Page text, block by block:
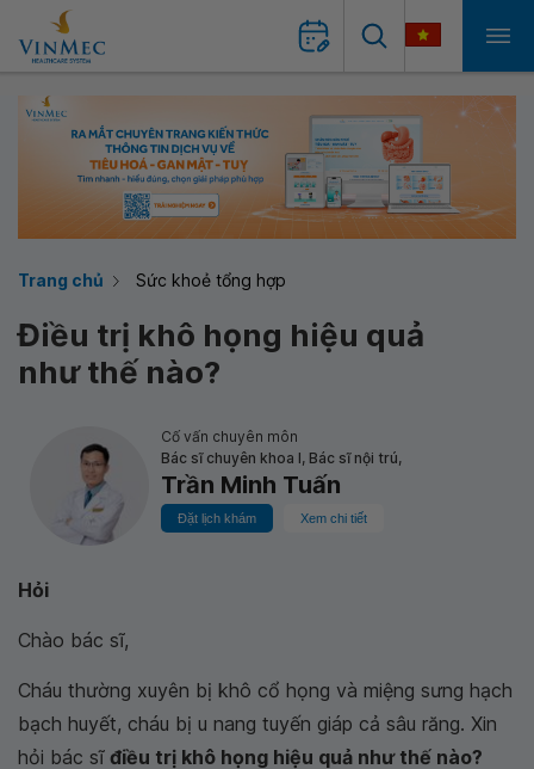
Trang chủ Sức khoẻ tổng hợp
Điều trị khô họng hiệu quả
như thế nào?
Cố vấn chuyên môn
Bác sĩ chuyên khoa I, Bác sĩ nội trú,
Trần Minh Tuấn
Đặt lịch khám Xem chi tiết
Hỏi
Chào bác sĩ,
Cháu thường xuyên bị khô cổ họng và miệng sưng hạch
bạch huyết, cháu bị u nang tuyến giáp cả sâu răng. Xin
hỏi bác sĩ điều trị khô họng hiệu quả như thế nào?